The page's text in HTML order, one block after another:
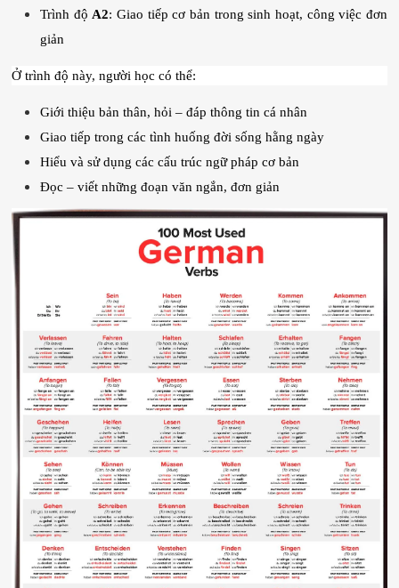
Trình độ A2: Giao tiếp cơ bản trong sinh hoạt, công việc đơn
giản
Ở trình độ này, người học có thể:
Giới thiệu bản thân, hỏi – đáp thông tin cá nhân
Giao tiếp trong các tình huống đời sống hằng ngày
Hiểu và sử dụng các cấu trúc ngữ pháp cơ bản
Đọc – viết những đoạn văn ngắn, đơn giản